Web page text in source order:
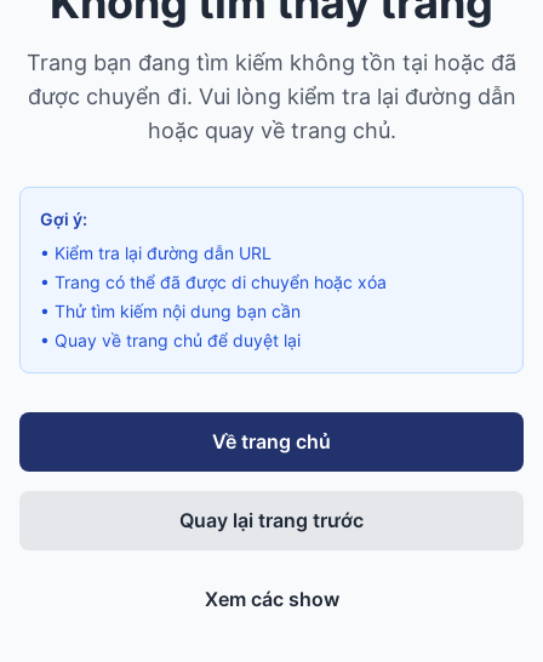
Trang bạn đang tìm kiếm không tồn tại hoặc đã
được chuyển đi. Vui lòng kiểm tra lại đường dẫn
hoặc quay về trang chủ.
Gợi ý:
• Kiểm tra lại đường dẫn URL
• Trang có thể đã được di chuyển hoặc xóa
• Thử tìm kiếm nội dung bạn cần
• Quay về trang chủ để duyệt lại
Về trang chủ
Quay lại trang trước
Xem các show